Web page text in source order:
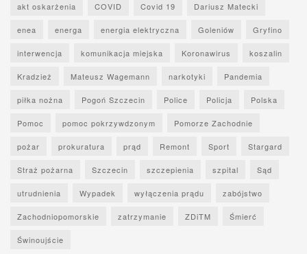
akt oskarżenia COVID Covid 19 Dariusz Matecki
enea energa energia elektryczna Goleniów Gryfino
interwencja komunikacja miejska Koronawirus koszalin
Kradzież Mateusz Wagemann narkotyki Pandemia
piłka nożna Pogoń Szczecin Police Policja Polska
Pomoc pomoc pokrzywdzonym Pomorze Zachodnie
pożar prokuratura prąd Remont Sport Stargard
Straż pożarna Szczecin szczepienia szpital Sąd
utrudnienia Wypadek wyłączenia prądu zabójstwo
Zachodniopomorskie zatrzymanie ZDiTM Śmierć
Świnoujście